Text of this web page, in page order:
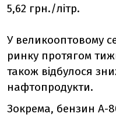
5,62 грн./літр.
У великооптовому
ринку протягом
також відбулося
нафтопродукти.
Зокрема, бензин А-